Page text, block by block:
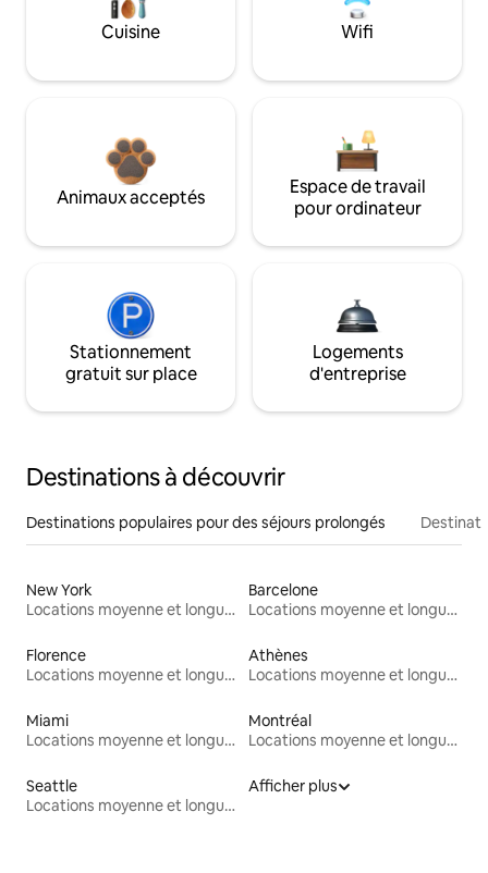
Cuisine Wifi
Animaux acceptés
Espace de travail
pour ordinateur
Stationnement
gratuit sur place
Logements
d'entreprise
Destinations à découvrir
Destinations populaires pour des séjours prolongés
New York
Locations moyenne et longue durée
Barcelone
Locations moyenne et longue durée
Florence
Locations moyenne et longue durée
Athènes
Locations moyenne et longue durée
Miami
Locations moyenne et longue durée
Montréal
Locations moyenne et longue durée
Seattle
Locations moyenne et longue durée
Afficher plus